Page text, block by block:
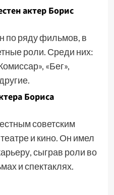
актер Борис
по ряду фильмов, в
роли. Среди них:
«Бег»,
Бориса
советским
и кино. Он имел
сыграв роли во
и спектаклях.